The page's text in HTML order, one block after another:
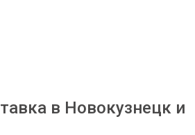
в Новокузнецк и